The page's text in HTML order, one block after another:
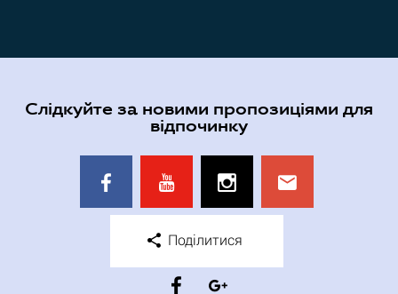
Слідкуйте за новими пропозиціями для
відпочинку
Поділитися